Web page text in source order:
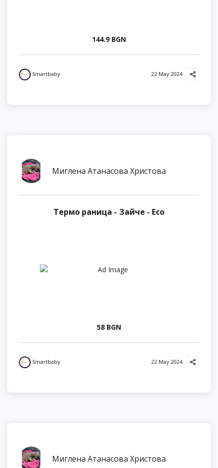
144.9 BGN
Smartbaby 22 May 2024
Миглена Атанасова Христова
Термо раница - Зайче - Eco
58 BGN
Smartbaby 22 May 2024
Миглена Атанасова Христова